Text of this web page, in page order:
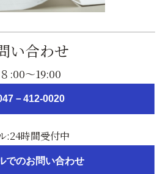
い合わせ
:00～19:00
－412-0020
:24時間受付中
でのお問い合わせ